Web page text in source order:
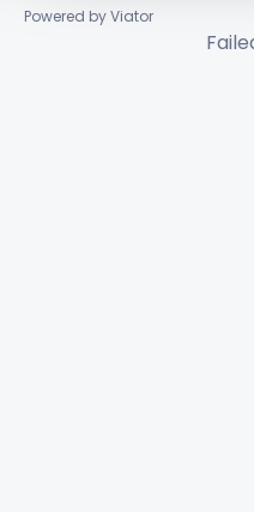
Powered by Viator